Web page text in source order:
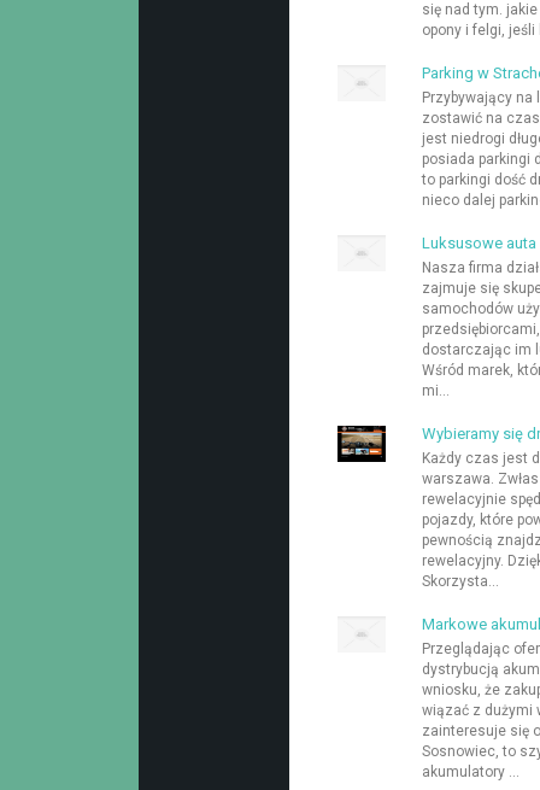
się nad tym.
opony i felgi, jeśli
Parking w
Przybywający
zostawić na
jest niedrogi
posiada parkingi
to parkingi dość
nieco dalej
Luksusowe
Nasza firma
zajmuje się
samochodów
dostarczając im
Wśród marek,
mi...
Wybieramy się
Każdy czas jest
warszawa.
rewelacyjnie
pojazdy, które
pewnością
rewelacyjny.
Skorzysta...
Markowe
Przeglądając
dystrybucją
wniosku, że
wiązać z dużymi
zainteresuje się
Sosnowiec, to
akumulatory ...